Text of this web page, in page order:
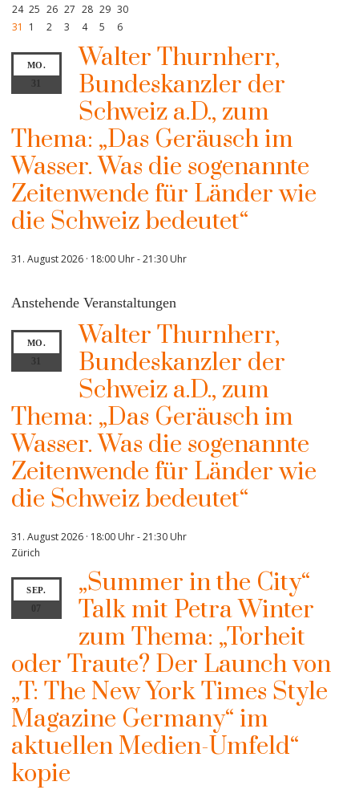
24 25 26 27 28 29 30
31
1 2 3 4 5 6
MO.
31
Walter Thurnherr,
Bundeskanzler der
Schweiz a.D., zum
Thema: „Das Geräusch im
Wasser. Was die sogenannte
Zeitenwende für Länder wie
die Schweiz bedeutet“
31. August 2026 · 18:00 Uhr-21:30 Uhr
Anstehende Veranstaltungen
MO.
31
Walter Thurnherr,
Bundeskanzler der
Schweiz a.D., zum
Thema: „Das Geräusch im
Wasser. Was die sogenannte
Zeitenwende für Länder wie
die Schweiz bedeutet“
31. August 2026 · 18:00 Uhr-21:30 Uhr
Zürich
SEP.
07
„Summer in the City“
Talk mit Petra Winter
zum Thema: „Torheit
oder Traute? Der Launch von
„T: The New York Times Style
Magazine Germany“ im
aktuellen Medien-Umfeld“
kopie